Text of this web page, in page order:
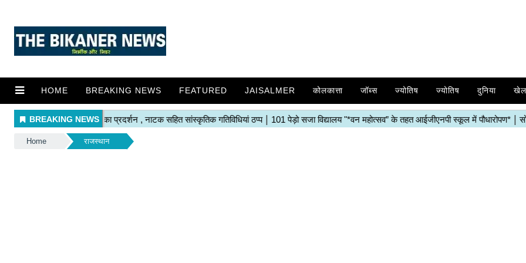
HOME BREAKING NEWS FEATURED JAISALMER कोलकात्ता जॉब्स ज्योतिष ज्योतिष दुनिया खेल
Home राजस्थान